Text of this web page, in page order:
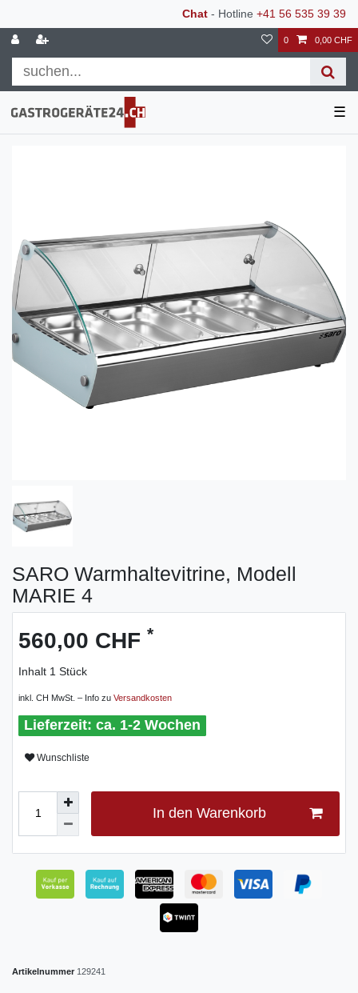
Chat - Hotline +41 56 535 39 39
0 0,00 CHF
☰
SARO Warmhaltevitrine, Modell
MARIE 4
560,00 CHF *
Inhalt 1 Stück
inkl. CH MwSt. – Info zu Versandkosten
ca. 1-2 Wochen
Wunschliste
In den Warenkorb
Artikelnummer 129241